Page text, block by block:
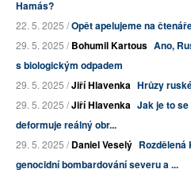
Hamás?
22. 5. 2025 /Opět apelujeme na
29. 5. 2025 /Bohumil Kartous Ano,
s biologickým odpadem
29. 5. 2025 /Jiří Hlavenka Hrůzy
29. 5. 2025 /Jiří Hlavenka Jak je to
deformuje reálný obr...
29. 5. 2025 /Daniel Veselý Rozdělená
genocidní bombardování severu a ...